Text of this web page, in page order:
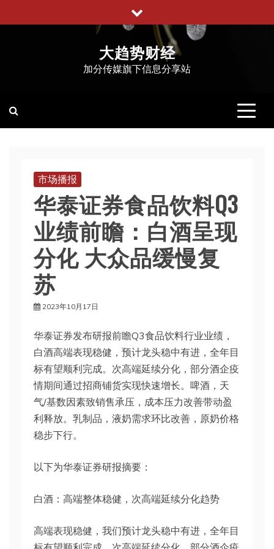
至
大趋势财经
加分传媒旗下信息分享站
市场播报
华泰证券食品饮料Q3
业绩前瞻：白酒呈现
分化 大众品缓慢复
苏
2023年10月17日
华泰证券发布研报前瞻Q3食品饮料行业业绩，
白酒高端表现稳健，预计龙头稳中有进，全年目
标有望顺利完成。次高端延续分化，部分酒企疫
情期间通过招商铺货实现快速增长。啤酒，天
气/基数因素致销售承压，成本压力改善带动盈
利释放。乳制品，液奶需求环比改善，原奶价格
稳步下行。
以下为华泰证券研报摘要：
白酒：高端整体稳健，次高端延续分化趋势
高端表现稳健，我们预计龙头稳中有进，全年目